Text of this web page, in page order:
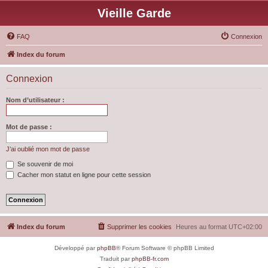
Vieille Garde
FAQ Connexion
Index du forum
Connexion
Nom d’utilisateur :
Mot de passe :
J’ai oublié mon mot de passe
Se souvenir de moi
Cacher mon statut en ligne pour cette session
Index du forum Heures au format UTC+02:00
Supprimer les cookies
Développé parphpBB® Forum Software © phpBB Limited
Traduit parphpBB-fr.com